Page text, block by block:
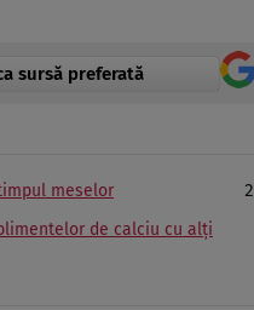
sursă preferată
meselor
de calciu cu alți